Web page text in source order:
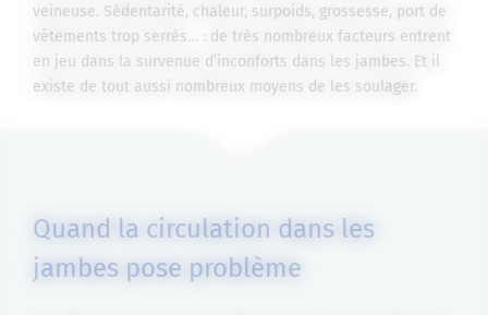
veineuse. Sédentarité, chaleur, surpoids, grossesse, port de
vêtements trop serrés… : de très nombreux facteurs entrent
en jeu dans la survenue d’inconforts dans les jambes. Et il
existe de tout aussi nombreux moyens de les soulager.
Quand la circulation dans les
jambes pose problème